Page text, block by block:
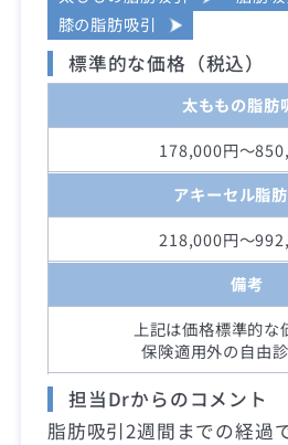
膝の脂肪吸引
標準的な価格（税込）
太ももの脂肪
178,000円～
アキーセル脂
218,000円～
備考
上記は価格標準的な
保険適用外の自由診
担当Drからのコメント
脂肪吸引2週間までの経過で